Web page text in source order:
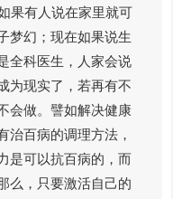
果有人说在家里就可
梦幻；现在如果说生
全科医生，人家会说
为现实了，若再有不
会做。譬如解决健康
治百病的调理方法，
是可以抗百病的，而
么，只要激活自己的